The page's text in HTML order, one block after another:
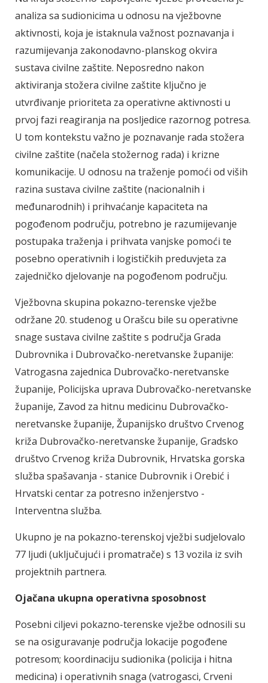
analiza sa sudionicima u odnosu na vježbovne
aktivnosti, koja je istaknula važnost poznavanja i
razumijevanja zakonodavno-planskog okvira
sustava civilne zaštite. Neposredno nakon
aktiviranja stožera civilne zaštite ključno je
utvrđivanje prioriteta za operativne aktivnosti u
prvoj fazi reagiranja na posljedice razornog potresa.
U tom kontekstu važno je poznavanje rada stožera
civilne zaštite (načela stožernog rada) i krizne
komunikacije. U odnosu na traženje pomoći od viših
razina sustava civilne zaštite (nacionalnih i
međunarodnih) i prihvaćanje kapaciteta na
pogođenom području, potrebno je razumijevanje
postupaka traženja i prihvata vanjske pomoći te
posebno operativnih i logističkih preduvjeta za
zajedničko djelovanje na pogođenom području.
Vježbovna skupina pokazno-terenske vježbe
održane 20. studenog u Orašcu bile su operativne
snage sustava civilne zaštite s područja Grada
Dubrovnika i Dubrovačko-neretvanske županije:
Vatrogasna zajednica Dubrovačko-neretvanske
županije, Policijska uprava Dubrovačko-neretvanske
županije, Zavod za hitnu medicinu Dubrovačko-
neretvanske županije, Županijsko društvo Crvenog
križa Dubrovačko-neretvanske županije, Gradsko
društvo Crvenog križa Dubrovnik, Hrvatska gorska
služba spašavanja - stanice Dubrovnik i Orebić i
Hrvatski centar za potresno inženjerstvo -
Interventna služba.
Ukupno je na pokazno-terenskoj vježbi sudjelovalo
77 ljudi (uključujući i promatrače) s 13 vozila iz svih
projektnih partnera.
Ojačana ukupna operativna sposobnost
Posebni ciljevi pokazno-terenske vježbe odnosili su
se na osiguravanje područja lokacije pogođene
potresom; koordinaciju sudionika (policija i hitna
medicina) i operativnih snaga (vatrogasci, Crveni